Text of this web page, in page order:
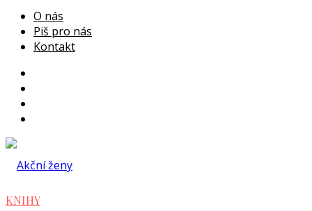
O nás
Piš pro nás
Kontakt
KNIHY